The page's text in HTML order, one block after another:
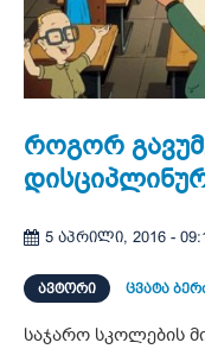
როგორ
5 აპრილი, 2016 -
ᲐᲕᲢᲝᲠᲘ ცვატა
საჯარო სკოლების